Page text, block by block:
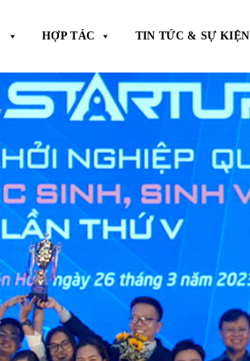
HỢP TÁC TIN TỨC & SỰ KIỆN